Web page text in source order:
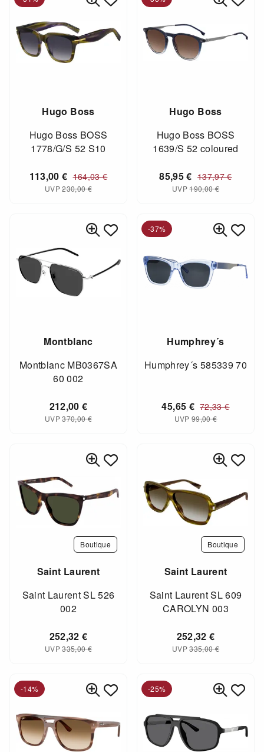
Hugo Boss
Hugo Boss BOSS
1778/G/S 52 S10
113,00€ 164,03€
UVP230,00€
Hugo Boss
Hugo Boss BOSS
1639/S 52 coloured
85,95€ 137,97€
UVP190,00€
Montblanc
Montblanc MB0367SA
60 002
212,00€
UVP370,00€
Humphrey´s
Humphrey´s 585339 70
45,65 € 72,33€
UVP 99,00€
-37%
Boutique
Saint Laurent
Saint Laurent SL 526
002
252,32€
UVP335,00€
Boutique
Saint Laurent
Saint Laurent SL 609
CAROLYN 003
252,32€
UVP335,00€
-14% -25%